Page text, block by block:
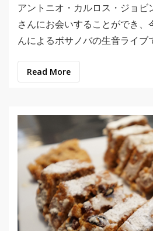
アントニオ・カルロス・ジョビ
さんにお会いすることができ、
んによるボサノバの生音ライブ
Read More